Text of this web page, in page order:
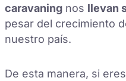
caravaning nos llevan
pesar del crecimiento
nuestro país.
De esta manera, si